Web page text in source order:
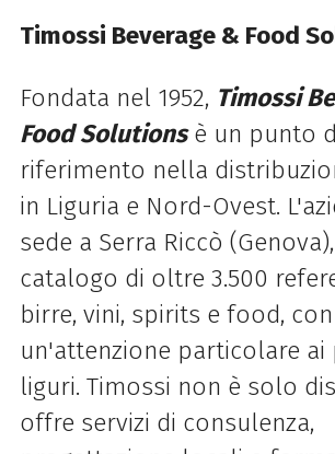
Timossi Beverage & Food
Fondata nel 1952, Timossi
Food Solutionsè un punto
riferimento nella
in Liguria e Nord-Ovest.
sede a Serra Riccò
catalogo di oltre 3.500
birre, vini, spirits e food, con
un'attenzione particolare
liguri. Timossi non è solo
offre servizi di consulenza,